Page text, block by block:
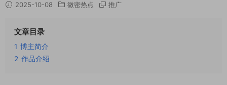
2025-10-08 微密热点 推广
文章目录
1 博主简介
2 作品介绍